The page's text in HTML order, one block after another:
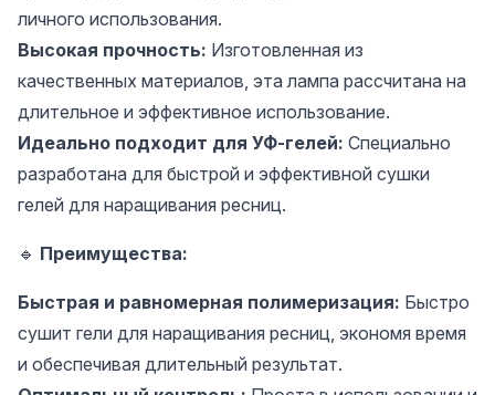
личного использования.
Высокая прочность: Изготовленная из
качественных материалов, эта лампа рассчитана на
длительное и эффективное использование.
Идеально подходит для УФ-гелей: Специально
разработана для быстрой и эффективной сушки
гелей для наращивания ресниц.
🔹 Преимущества:
Быстрая и равномерная полимеризация: Быстро
сушит гели для наращивания ресниц, экономя время
и обеспечивая длительный результат.